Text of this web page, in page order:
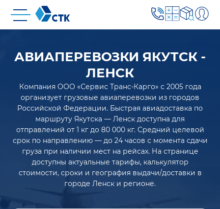
АВИАПЕРЕВОЗКИ ЯКУТСК -
ЛЕНСК
Компания ООО «Сервис Транс-Карго» с 2005 года
организует грузовые авиаперевозки из городов
Российской Федерации. Быстрая авиадоставка по
маршруту Якутска — Ленск доступна для
отправлений от 1 кг до 80 000 кг. Средний целевой
срок по направлению — до 24 часов с момента сдачи
груза при наличии мест на рейсах. На странице
доступны актуальные тарифы, калькулятор
стоимости, сроки и география выдачи/доставки в
городе Ленск и регионе.